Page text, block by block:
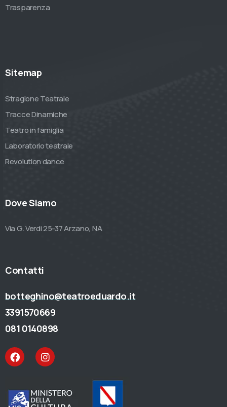
Trasparenza
Sitemap
Stragione Teatrale
Tracce Dinamiche
Teatro in famiglia
Laboratorio teatrale
Revolution dance
Dove Siamo
Via G. Verdi 25-37 Arzano, NA
Contatti
botteghino@teatroeduardo.it
3391570669
081 0140898